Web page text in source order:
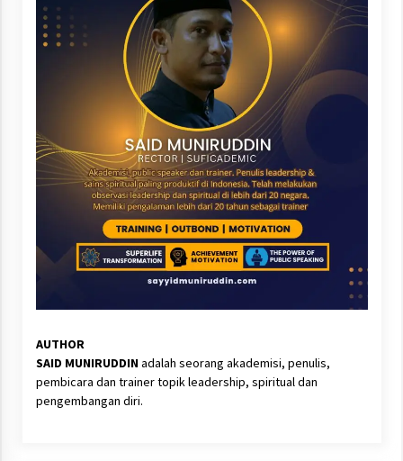
AUTHOR
SAID MUNIRUDDINadalah seorang akademisi, penulis,
pembicara dan trainer topik leadership, spiritual dan
pengembangan diri.